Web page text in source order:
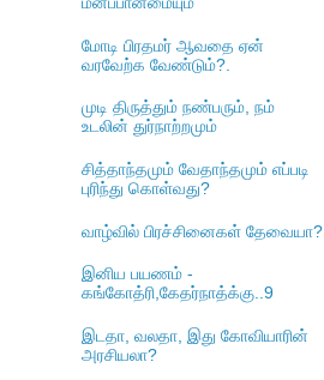
மோடி பிரதமர் ஆவதை ஏன்
வரவேற்க வேண்டும்?.
முடி திருத்தும் நண்பரும், நம்
உடலின் துர்நாற்றமும்
சித்தாந்தமும் வேதாந்தமும் எப்படி
புரிந்து கொள்வது?
வாழ்வில் பிரச்சினைகள் தேவையா?
இனிய பயணம் -
கங்கோத்ரி,கேதர்நாத்க்கு..9
இடதா, வலதா, இது கோவியாரின்
அரசியலா?